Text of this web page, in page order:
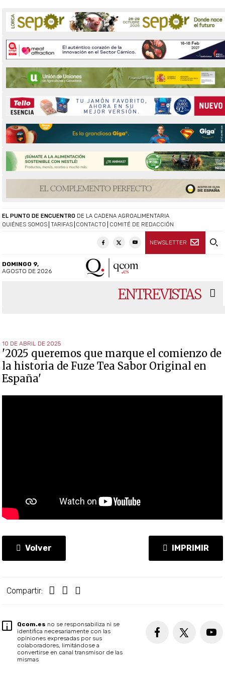
QUIÉNES SOMOS TARIFAS CONTACTO COMITÉ DE REDACCIÓN
NEWSLETTER
EL PUNTO DE ENCUENTRO DE LA CADENA AGROALIMENTARIA
DOMINGO 9,
AGOSTO DE 2026
ENTREVISTAS
10 DE ABRIL DE 2025
'2025 queremos que marque el comienzo de
la historia de Fuze Tea Sabor Original en
España'
Volver IMPRIMIR
Compartir:
Qcom.es no se responsabiliza ni se
identifica necesariamente con las
opiniones expresadas por sus
colaboradores, limitándose a
convertirse en canal transmisor de las
mismas